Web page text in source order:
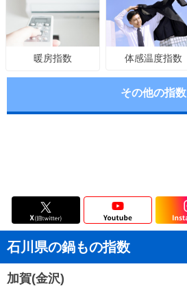
暖房指数 体感温度指数
その他の指数
石川県の鍋もの指数
加賀(金沢)